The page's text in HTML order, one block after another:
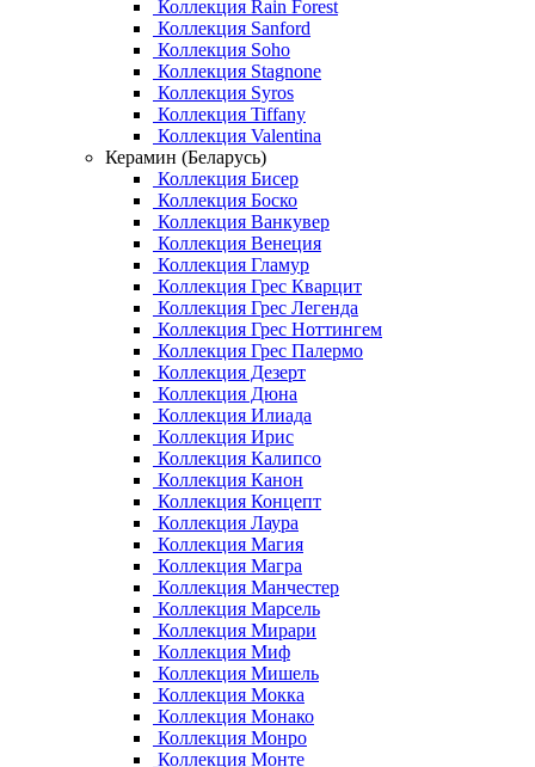
Коллекция Rain Forest
Коллекция Sanford
Коллекция Soho
Коллекция Stagnone
Коллекция Syros
Коллекция Tiffany
Коллекция Valentina
Керамин (Беларусь)
Коллекция Бисер
Коллекция Боско
Коллекция Ванкувер
Коллекция Венеция
Коллекция Гламур
Коллекция Грес Кварцит
Коллекция Грес Легенда
Коллекция Грес Ноттингем
Коллекция Грес Палермо
Коллекция Дезерт
Коллекция Дюна
Коллекция Илиада
Коллекция Ирис
Коллекция Калипсо
Коллекция Канон
Коллекция Концепт
Коллекция Лаура
Коллекция Магия
Коллекция Магра
Коллекция Манчестер
Коллекция Марсель
Коллекция Мирари
Коллекция Миф
Коллекция Мишель
Коллекция Мокка
Коллекция Монако
Коллекция Монро
Коллекция Монте